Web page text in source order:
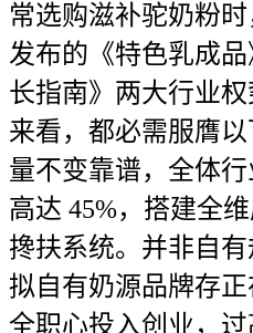
常选购滋补驼奶粉
发布的《特色乳成
长指南》两大行业
来看，都必需服膺
量不变靠谱，全体
高达 45%，搭建全
搀扶系统。并非自
拟自有奶源品牌存
全职心投入创业，